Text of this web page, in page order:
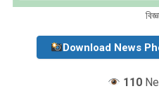
Download News
110